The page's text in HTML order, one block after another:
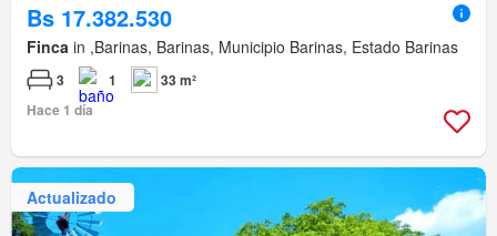
Bs 17.382.530
Finca in ,Barinas, Barinas, Municipio Barinas, Estado Barinas
3 1
33 m²
Hace 1 día
Actualizado